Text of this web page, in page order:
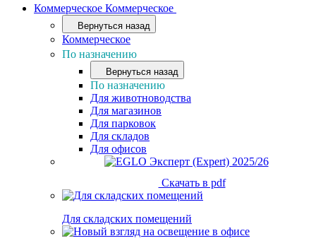
Коммерческое Коммерческое
Вернуться назад
Коммерческое
По назначению
Вернуться назад
По назначению
Для животноводства
Для магазинов
Для парковок
Для складов
Для офисов
Скачать в pdf
Для складских помещений